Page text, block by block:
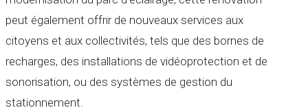
peut également offrir de nouveaux services aux
citoyens et aux collectivités, tels que des bornes de
recharges, des installations de vidéoprotection et de
sonorisation, ou des systèmes de gestion du
stationnement.